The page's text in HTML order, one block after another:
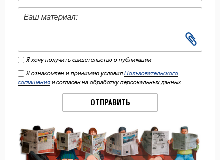
Я хочу получить свидетельство о публикации
Я ознакомлен и принимаю условия Пользовательского
соглашения и согласен на обработку персональных данных
ОТПРАВИТЬ